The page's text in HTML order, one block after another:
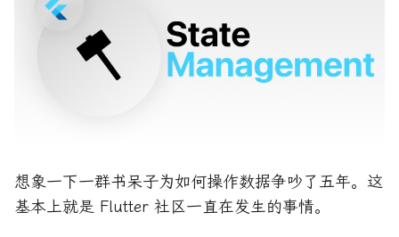
想象一下一群书呆子为如何操作数据争吵了五年。这
基本上就是 Flutter 社区一直在发生的事情。